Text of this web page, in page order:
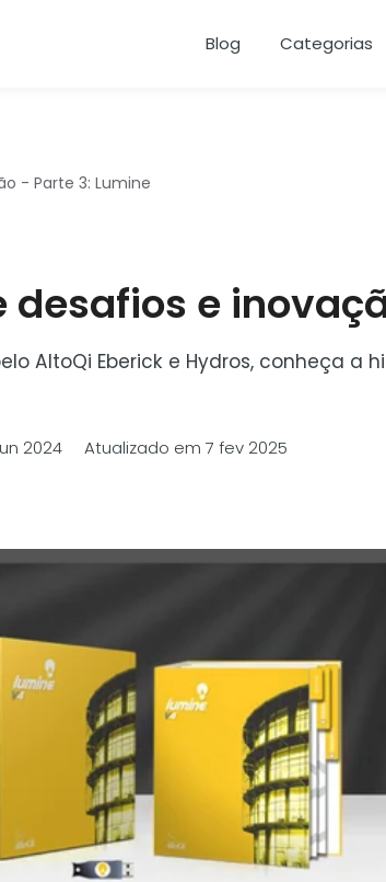
Blog Categorias
- Parte 3: Lumine
e
AltoQi Eberick e Hydros, conheça a
2024 Atualizado em 7 fev 2025